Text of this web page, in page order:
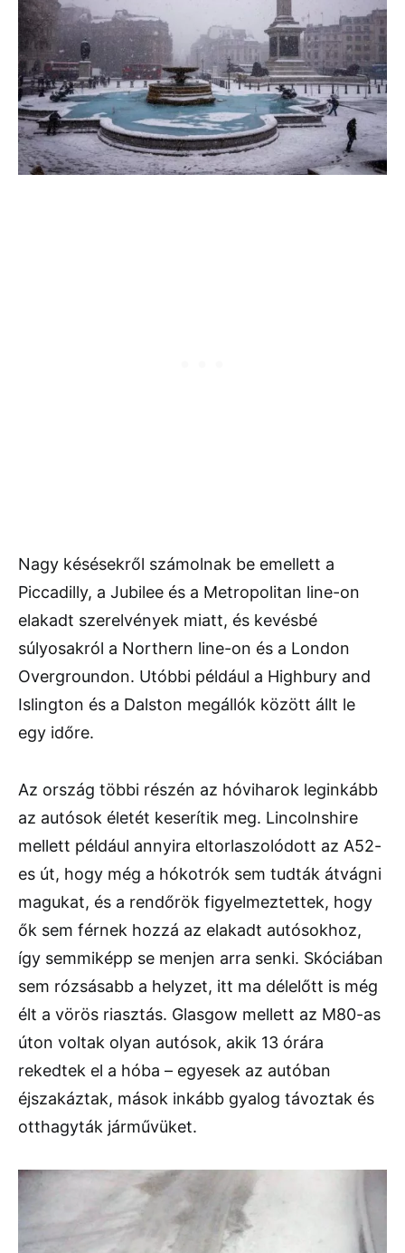
Nagy késésekről számolnak be emellett a
Piccadilly, a Jubilee és a Metropolitan line-on
elakadt szerelvények miatt, és kevésbé
súlyosakról a Northern line-on és a London
Overgroundon. Utóbbi például a Highbury and
Islington és a Dalston megállók között állt le
egy időre.
Az ország többi részén az hóviharok leginkább
az autósok életét keserítik meg. Lincolnshire
mellett például annyira eltorlaszolódott az A52-
es út, hogy még a hókotrók sem tudták átvágni
magukat, és a rendőrök figyelmeztettek, hogy
ők sem férnek hozzá az elakadt autósokhoz,
így semmiképp se menjen arra senki. Skóciában
sem rózsásabb a helyzet, itt ma délelőtt is még
élt a vörös riasztás. Glasgow mellett az M80-as
úton voltak olyan autósok, akik 13 órára
rekedtek el a hóba – egyesek az autóban
éjszakáztak, mások inkább gyalog távoztak és
otthagyták járművüket.